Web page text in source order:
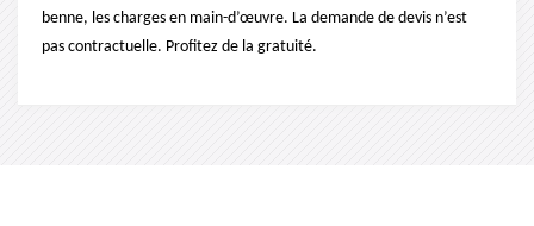
benne, les charges en main-d’œuvre. La demande de devis n’est
pas contractuelle. Profitez de la gratuité.